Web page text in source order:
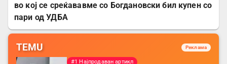
во кој се среќававме со Богдановски бил купен со
пари од УДБА
TEMU Реклама
#1 Најпродаван артикл